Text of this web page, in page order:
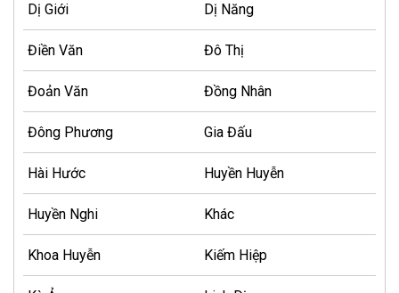
Dị Giới Dị Năng
Điền Văn Đô Thị
Đoản Văn Đồng Nhân
Đông Phương Gia Đấu
Hài Hước Huyền Huyễn
Huyền Nghi Khác
Khoa Huyễn Kiếm Hiệp